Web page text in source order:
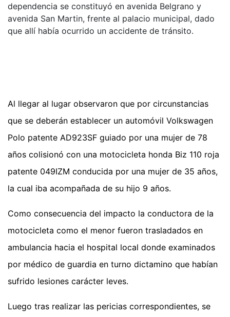
dependencia se constituyó en avenida Belgrano y
avenida San Martin, frente al palacio municipal, dado
que allí había ocurrido un accidente de tránsito.
Al llegar al lugar observaron que por circunstancias
que se deberán establecer un automóvil Volkswagen
Polo patente AD923SF guiado por una mujer de 78
años colisionó con una motocicleta honda Biz 110 roja
patente 049IZM conducida por una mujer de 35 años,
la cual iba acompañada de su hijo 9 años.
Como consecuencia del impacto la conductora de la
motocicleta como el menor fueron trasladados en
ambulancia hacia el hospital local donde examinados
por médico de guardia en turno dictamino que habían
sufrido lesiones carácter leves.
Luego tras realizar las pericias correspondientes, se